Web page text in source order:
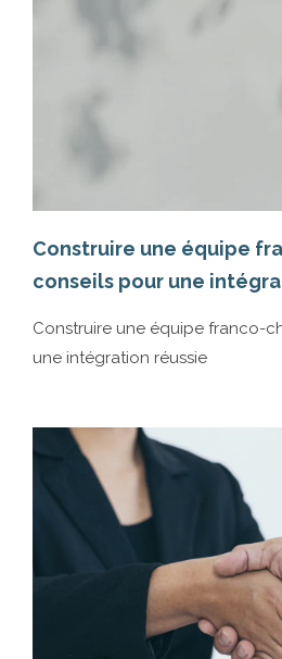
Construire une équipe
conseils pour une
Construire une équipe franco-
une intégration réussie